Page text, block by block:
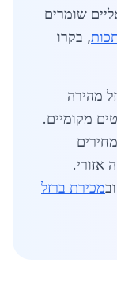
שומרים
, בקרו
מהירה
מקומיים.
אזורי.
ובמכירת ברזל